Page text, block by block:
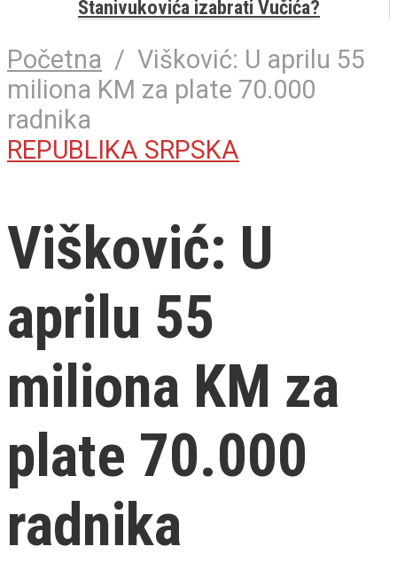
Stanivukovića izabrati Vučića?
Početna / Višković: U aprilu 55
miliona KM za plate 70.000
radnika
REPUBLIKA SRPSKA
Višković: U
aprilu 55
miliona KM za
plate 70.000
radnika